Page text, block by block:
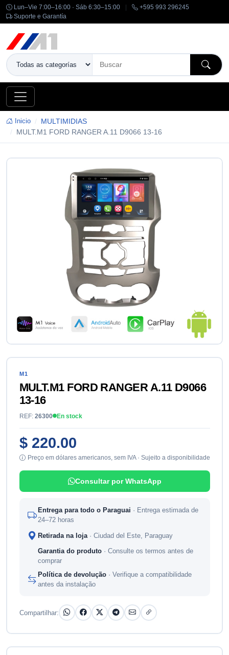
Lun–Vie 7:00–16:00 · Sáb 6:30–15:00
+595 993 296245
Suporte e Garantía
Inicio
MULTIMIDIAS
MULT.M1 FORD RANGER A.11 D9066 13-16
M1
MULT.M1 FORD RANGER A.11 D9066
13-16
REF: 26300 En stock
$ 220.00
Preço em dólares americanos, sem IVA · Sujeito a disponibilidade
Consultar por WhatsApp
Entrega para todo o Paraguai · Entrega estimada de
24–72 horas
Retirada na loja · Ciudad del Este, Paraguay
Garantia do produto · Consulte os termos antes de
comprar
Política de devolução · Verifique a compatibilidade
antes da instalação
Compartilhar: